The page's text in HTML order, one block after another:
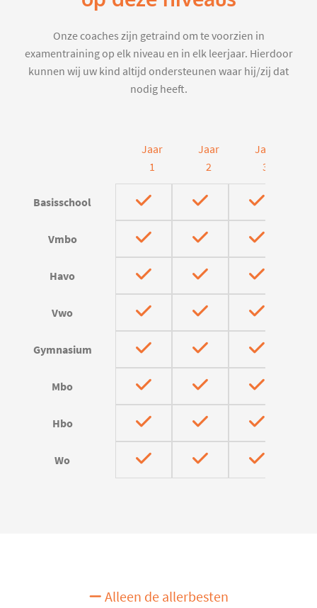
Onze coaches zijn getraind om te voorzien in
examentraining op elk niveau en in elk leerjaar. Hierdoor
kunnen wij uw kind altijd ondersteunen waar hij/zij dat
nodig heeft.
Jaar
1
Jaar
2
Jaar
3
Basisschool
Vmbo
Havo
Vwo
Gymnasium
Mbo
Hbo
Wo
Alleen de allerbesten